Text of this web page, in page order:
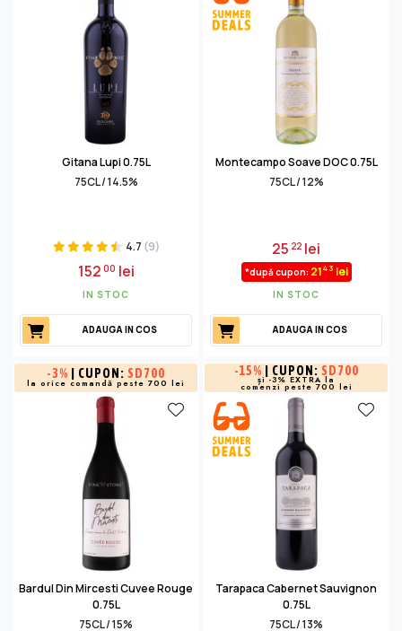
Gitana Lupi 0.75L
75CL / 14.5%
4.7 (9)
15200 lei
IN STOC
ADAUGA IN COS
Montecampo Soave DOC 0.75L
75CL / 12%
25 22 lei
*după cupon: 2143 lei
IN STOC
ADAUGA IN COS
-3% | CUPON: SD700
la orice comandă peste 700 lei
Bardul Din Mircesti Cuvee Rouge
0.75L
75CL / 15%
-15% | CUPON: SD700
și -3% EXTRA la
comenzi peste 700 lei
Tarapaca Cabernet Sauvignon
0.75L
75CL / 13%